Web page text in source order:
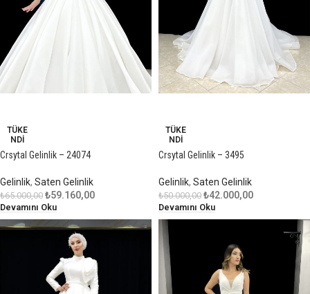
TÜKE
NDI
Crsytal Gelinlik – 24074
Gelinlik, Saten Gelinlik
₺65.000,00 ₺59.160,00
Devamını Oku
TÜKE
NDI
Crsytal Gelinlik – 3495
Gelinlik, Saten Gelinlik
₺50.000,00 ₺42.000,00
Devamını Oku